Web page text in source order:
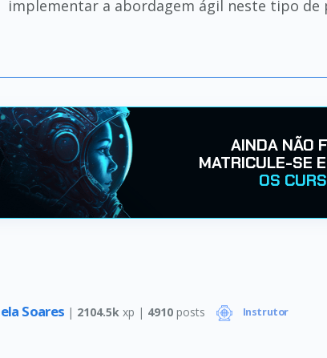
implementar a abordagem ágil neste tipo de
AINDA NÃO
MATRICULE-SE
OS
Soares | 2104.5k xp | 4910 posts Instrutor